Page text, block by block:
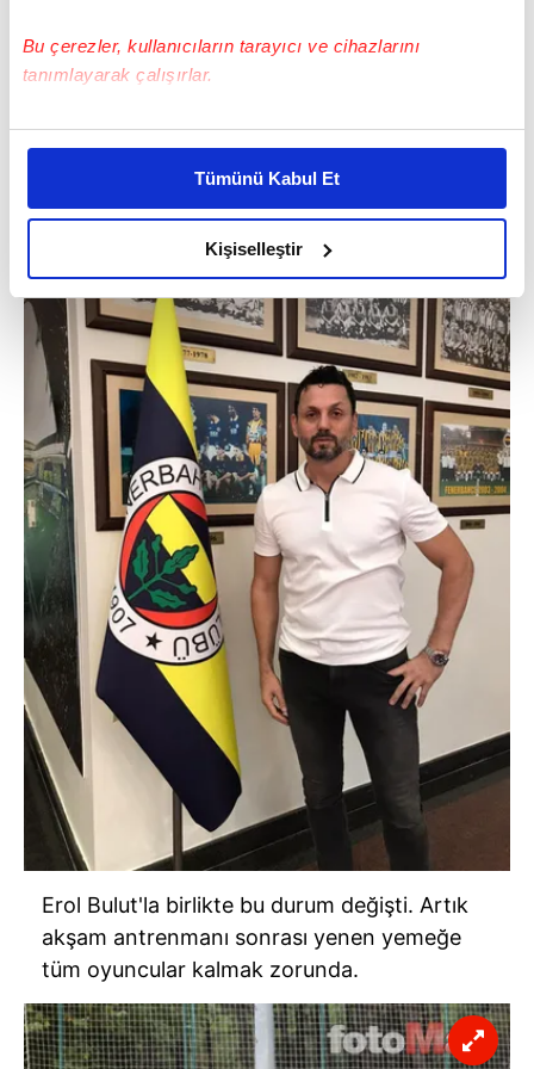
Bu çerezler, kullanıcıların tarayıcı ve cihazlarını
tanımlayarak çalışırlar.
Bu çerezlere izin vermeniz halinde sizlere özel
daha iyi reklam deneyimi yaşatabiliriz. Bunu yaparken
amacımızın size daha iyi bir reklam deneyimi sunmak
olduğunu ve sizlere en iyi içerikleri sunabilmek adına
elimizden gelen çabayı gösterdiğimizi ve bu noktada,
reklamların maliyetlerimizi karşılamak noktasında tek gelir
kalemimiz olduğunu sizlere hatırlatmak isteriz.
Her halükârda, kullanıcılar, bu çerezlere izin vermedikleri
takdirde, kullanıcılara hedefli reklamlar
gösterilmeyecektir."
Sizlere daha iyi bir hizmet sunabilmek için İnternet
Sitemizde kendimize ve üçüncü kişilere ait çerezler
kullanılmaktadır. Bu çerezler vasıtasıyla çeşitli kişisel
verileriniz işlenmekte olup gerekli olan çerezler bilgi
toplumu hizmetlerinin sunulması amacıyla
kullanılmaktadır. Diğer çerezler, sitemizin daha işlevsel
kılınması ve kişiselleştirilmesi ve sizlere yönelik
reklam/pazarlama faaliyetlerinin yapılması, amaçlarıyla
sınırlı olarak açık rızanız dahilinde kullanılacaktır.
Çerezlere ilişkin tercihlerinizi aşağıda yer alan panel
vasıtasıyla belirleyebilirsiniz. Çerezlere ilişkin detaylı bilgi
için Ayarlar butonuna tıklayabilir,
Çerez Bilgilendirme
Metnimiziziyaret edebilirsiniz.
6698 sayılı Kişisel Verilerin Korunması Kanunu uyarınca
hazırlanmış Aydınlatma Metnimizi okumak ve sitemizde
almak için lütfentıklayınız.
Tümünü Kabul Et
Kişiselleştir
Erol Bulut'la birlikte bu durum değişti. Artık
akşam antrenmanı sonrası yenen yemeğe
tüm oyuncular kalmak zorunda.